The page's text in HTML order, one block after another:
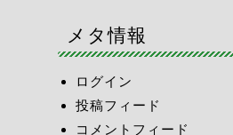
メタ情報
ログイン
投稿フィード
コメントフィード